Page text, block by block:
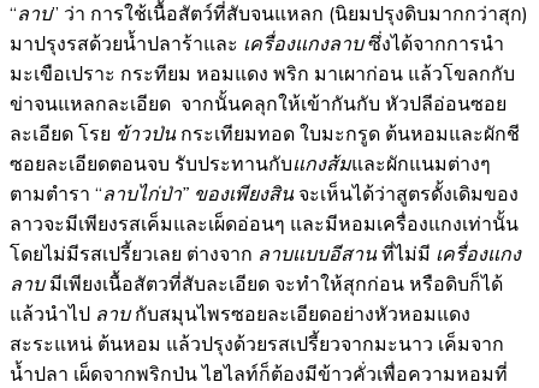
“ลาบ” ว่า การใช้เนื้อสัตว์ที่สับจนแหลก (นิยมปรุงดิบมากกว่าสุก)
มาปรุงรสด้วยน้ำปลาร้าและ เครื่องแกงลาบซึ่งได้จากการนำ
มะเขือเปราะ กระทียม หอมแดง พริก มาเผาก่อน แล้วโขลกกับ
ข่าจนแหลกละเอียด จากนั้นคลุกให้เข้ากันกับ หัวปลีอ่อนซอย
ละเอียด โรย ข้าวป่น กระเทียมทอด ใบมะกรูด ต้นหอมและผักชี
ซอยละเอียดตอนจบ รับประทานกับแกงส้มและผักแนมต่างๆ
ตามตำรา “ลาบไก่ป่า” ของเพียงสิน จะเห็นได้ว่าสูตรดั้งเดิมของ
ลาวจะมีเพียงรสเค็มและเผ็ดอ่อนๆ และมีหอมเครื่องแกงเท่านั้น
โดยไม่มีรสเปรี้ยวเลย ต่างจาก ลาบแบบอีสาน ที่ไม่มี เครื่องแกง
ลาบมีเพียงเนื้อสัตวที่สับละเอียด จะทำให้สุกก่อน หรือดิบก็ได้
แล้วนำไป ลาบกับสมุนไพรซอยละเอียดอย่างหัวหอมแดง
สะระแหน่ ต้นหอม แล้วปรุงด้วยรสเปรี้ยวจากมะนาว เค็มจาก
น้ำปลา เผ็ดจากพริกป่น ไฮไลท์ก็ต้องมีข้าวคั่วเพื่อความหอมที่